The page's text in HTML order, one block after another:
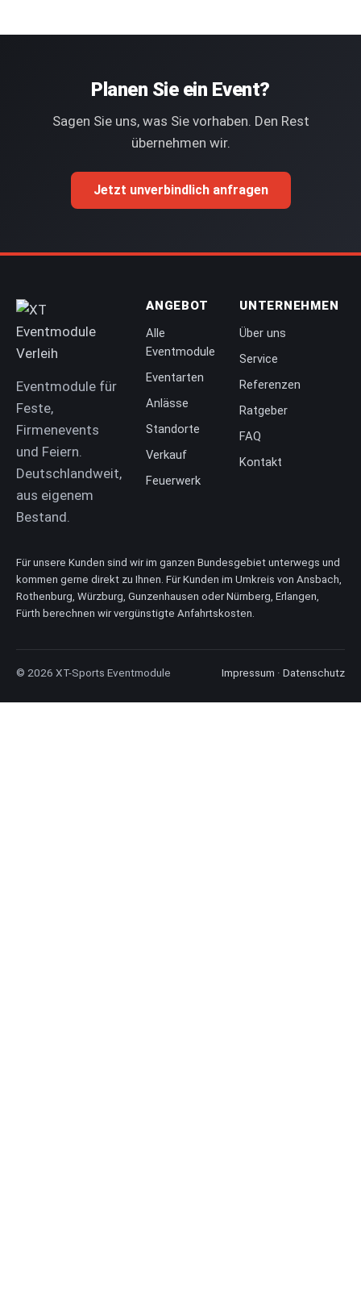
Planen Sie ein Event?
Sagen Sie uns, was Sie vorhaben. Den Rest
übernehmen wir.
Jetzt unverbindlich anfragen
Eventmodule für
Feste,
Firmenevents
und Feiern.
Deutschlandweit,
aus eigenem
Bestand.
ANGEBOT
Alle
Eventmodule
Eventarten
Anlässe
Standorte
Verkauf
Feuerwerk
UNTERNEHMEN
Über uns
Service
Referenzen
Ratgeber
FAQ
Kontakt
Für unsere Kunden sind wir im ganzen Bundesgebiet unterwegs und
kommen gerne direkt zu Ihnen. Für Kunden im Umkreis von Ansbach,
Rothenburg, Würzburg, Gunzenhausen oder Nürnberg, Erlangen,
Fürth berechnen wir vergünstigte Anfahrtskosten.
© 2026 XT-Sports Eventmodule Impressum · Datenschutz